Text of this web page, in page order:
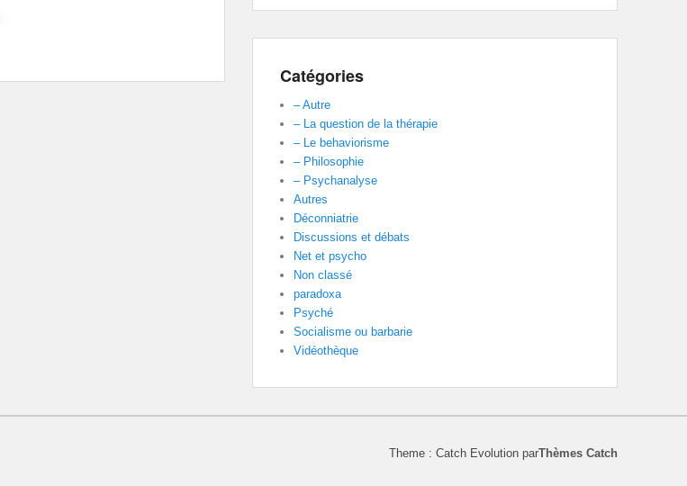
Catégories
– Autre
– La question de la thérapie
– Le behaviorisme
– Philosophie
– Psychanalyse
Autres
Déconniatrie
Discussions et débats
Net et psycho
Non classé
paradoxa
Psyché
Socialisme ou barbarie
Vidéothèque
Theme : Catch Evolution parThèmes Catch